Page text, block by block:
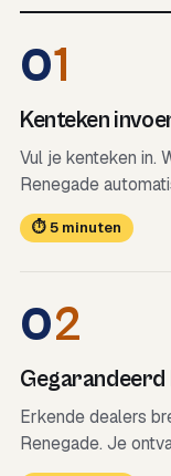
01
Kenteken
Vul je kenteken in.
Renegade
⏱ 5 minuten
02
Gegarandeerd
Erkende dealers
Renegade. Je